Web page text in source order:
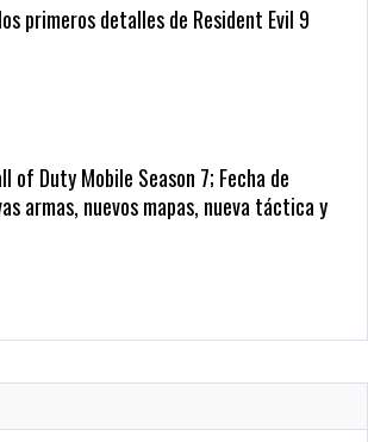
primeros detalles de Resident Evil 9
of Duty Mobile Season 7; Fecha de
armas, nuevos mapas, nueva táctica y
Call of Duty 2021 aparentemente ya fue